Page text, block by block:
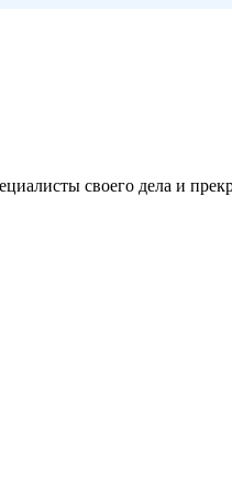
своего дела и